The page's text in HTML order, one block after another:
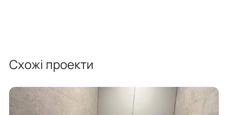
Схожі проекти